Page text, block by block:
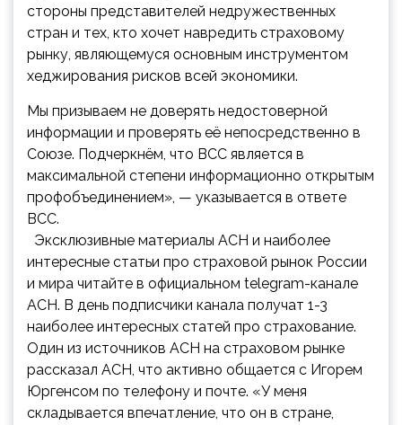
стороны представителей недружественных
стран и тех, кто хочет навредить страховому
рынку, являющемуся основным инструментом
хеджирования рисков всей экономики.
Мы призываем не доверять недостоверной
информации и проверять её непосредственно в
Союзе. Подчеркнём, что ВСС является в
максимальной степени информационно открытым
профобъединением», — указывается в ответе
ВСС.
Эксклюзивные материалы АСН и наиболее
интересные статьи про страховой рынок России
и мира читайте в официальном telegram-канале
АСН. В день подписчики канала получат 1-3
наиболее интересных статей про страхование.
Один из источников АСН на страховом рынке
рассказал АСН, что активно общается с Игорем
Юргенсом по телефону и почте. «У меня
складывается впечатление, что он в стране,